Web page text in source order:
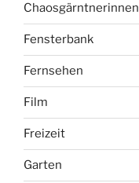
Chaosgärntnerinnen
Fensterbank
Fernsehen
Film
Freizeit
Garten